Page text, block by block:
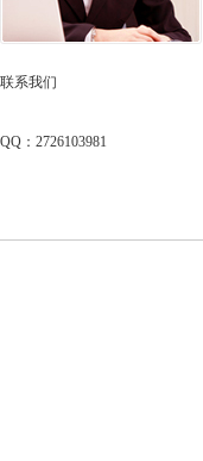
联系我们
QQ：2726103981